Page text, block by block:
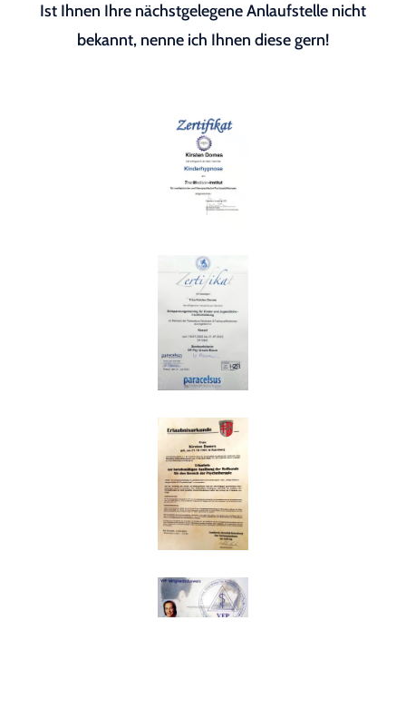
Ist Ihnen Ihre nächstgelegene Anlaufstelle nicht
bekannt, nenne ich Ihnen diese gern!